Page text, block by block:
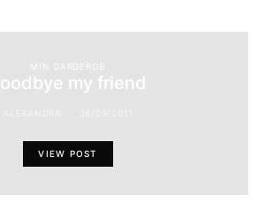
MIN GARDEROB
my friend
VIEW POST